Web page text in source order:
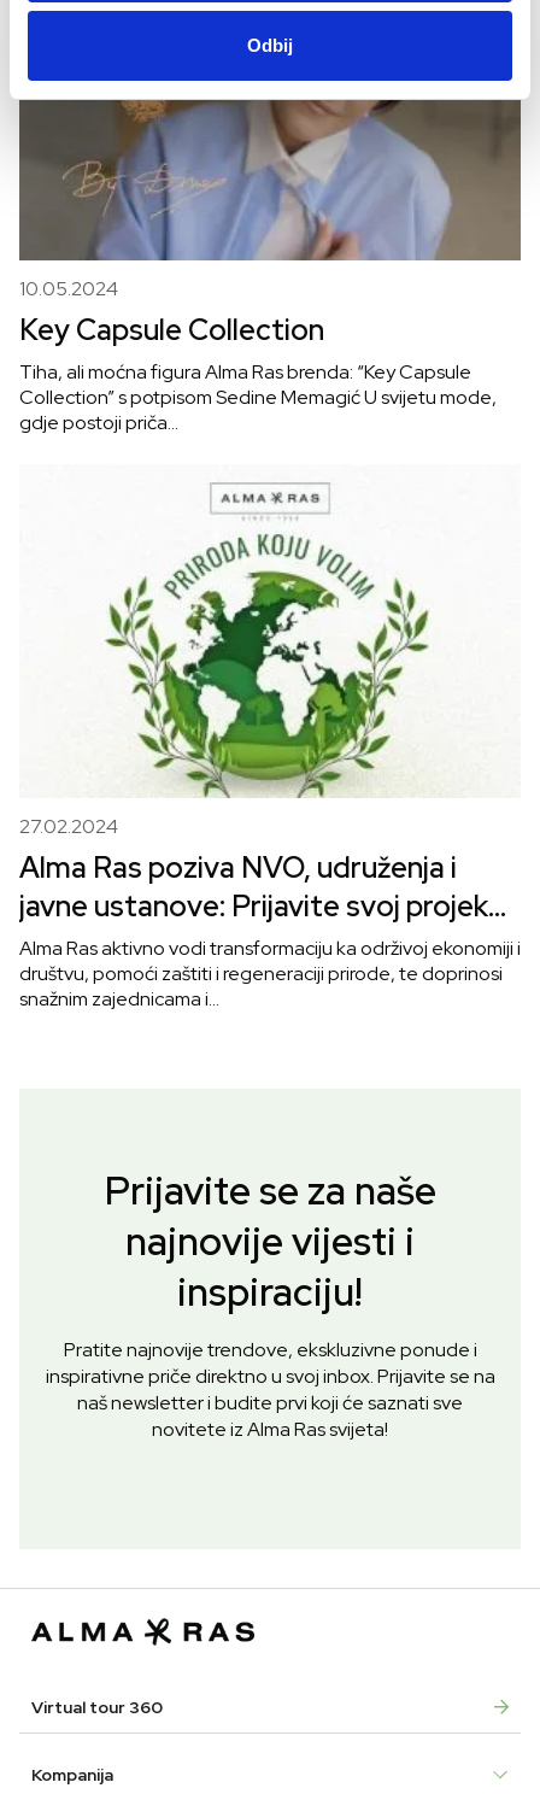
Odbij
10.05.2024
Key Capsule Collection
Tiha, ali moćna figura Alma Ras brenda: “Key Capsule
Collection” s potpisom Sedine Memagić U svijetu mode,
gdje postoji priča…
27.02.2024
Alma Ras poziva NVO, udruženja i
javne ustanove: Prijavite svoj projekat
na temu “Priroda koju volim”
Alma Ras aktivno vodi transformaciju ka održivoj ekonomiji i
društvu, pomoći zaštiti i regeneraciji prirode, te doprinosi
snažnim zajednicama i…
Prijavite se za naše
najnovije vijesti i
inspiraciju!
Pratite najnovije trendove, ekskluzivne ponude i
inspirativne priče direktno u svoj inbox. Prijavite se na
naš newsletter i budite prvi koji će saznati sve
novitete iz Alma Ras svijeta!
Virtual tour 360
Kompanija